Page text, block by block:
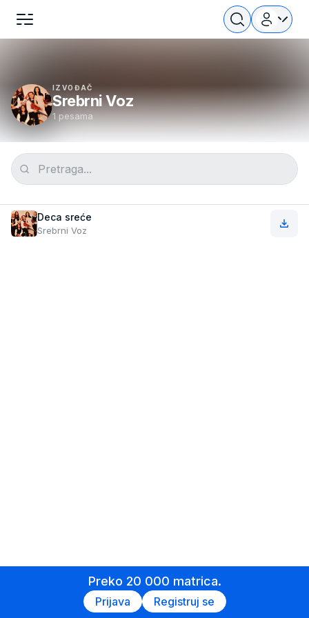
IZVOĐAČ
Srebrni Voz
1 pesama
Deca sreće
Srebrni Voz
Preko 20 000 matrica.
Prijava Registruj se